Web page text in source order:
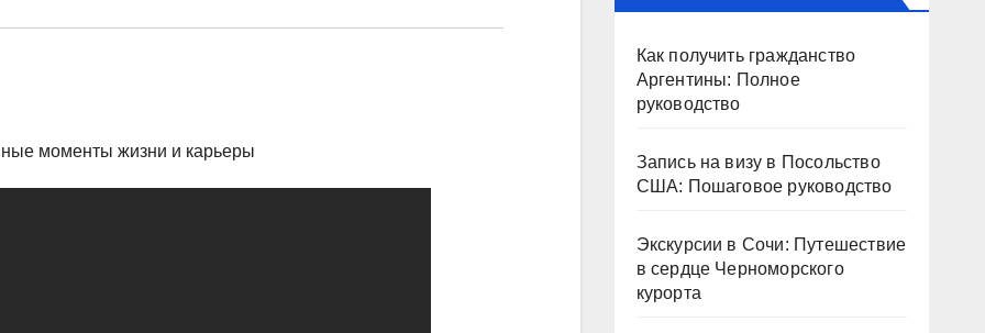
Как получить гражданство
Аргентины: Полное
руководство
Запись на визу в Посольство
США: Пошаговое руководство
Экскурсии в Сочи: Путешествие
в сердце Черноморского
курорта